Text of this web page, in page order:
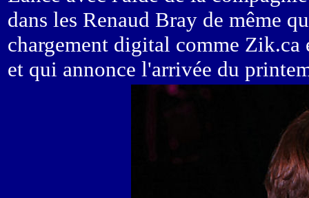
dans les Renaud Bray de même
chargement digital comme
et qui annonce l'arrivée du